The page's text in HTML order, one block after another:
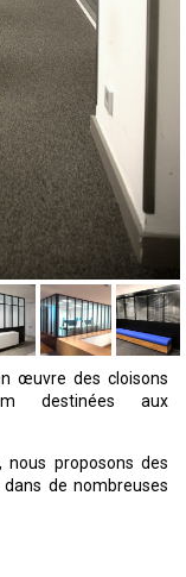
œuvre des cloisons
destinées aux
nous proposons des
dans de nombreuses